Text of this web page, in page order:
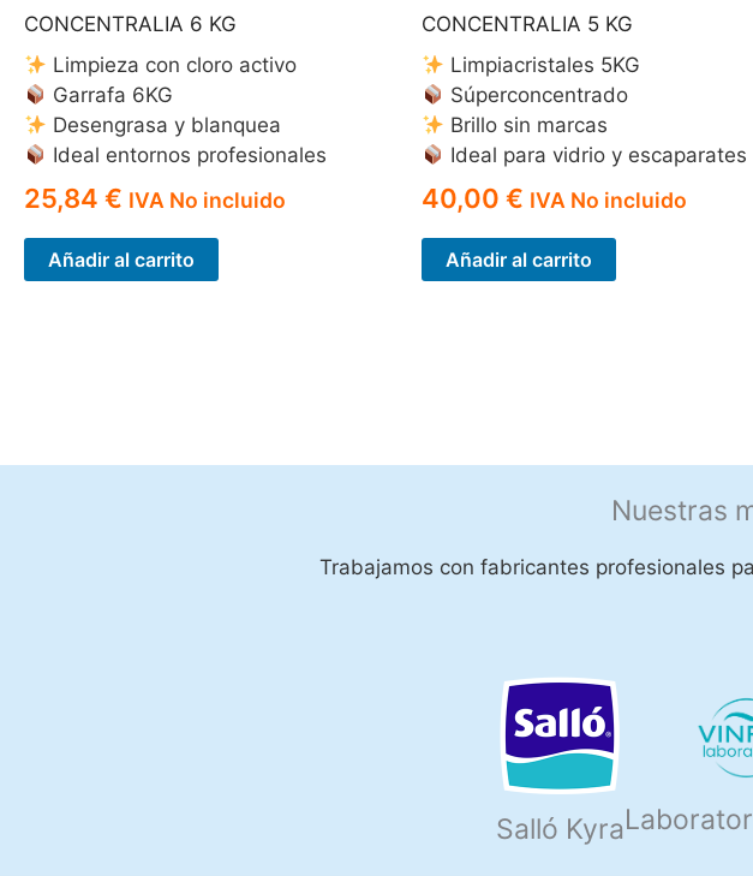
CONCENTRALIA 6 KG
Limpieza con cloro activo
Garrafa 6KG
Desengrasa y blanquea
Ideal entornos profesionales
25,84 € IVA No incluido
Añadir al carrito
CONCENTRALIA 5 KG
Limpiacristales 5KG
Súperconcentrado
Brillo sin marcas
Ideal para vidrio y escaparates
40,00 € IVA No incluido
Añadir al carrito
Nuestras
Trabajamos con fabricantes profesionales
Salló Kyra